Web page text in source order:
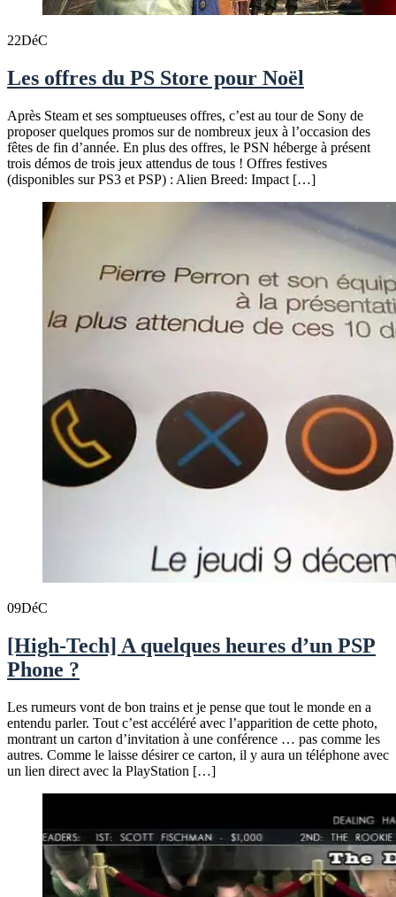
22DéC
Les offres du PS Store pour Noël
Après Steam et ses somptueuses offres, c’est au tour de Sony de
proposer quelques promos sur de nombreux jeux à l’occasion des
fêtes de fin d’année. En plus des offres, le PSN héberge à présent
trois démos de trois jeux attendus de tous ! Offres festives
(disponibles sur PS3 et PSP) : Alien Breed: Impact […]
09DéC
[High-Tech] A quelques heures d’un PSP
Phone ?
Les rumeurs vont de bon trains et je pense que tout le monde en a
entendu parler. Tout c’est accéléré avec l’apparition de cette photo,
montrant un carton d’invitation à une conférence … pas comme les
autres. Comme le laisse désirer ce carton, il y aura un téléphone avec
un lien direct avec la PlayStation […]